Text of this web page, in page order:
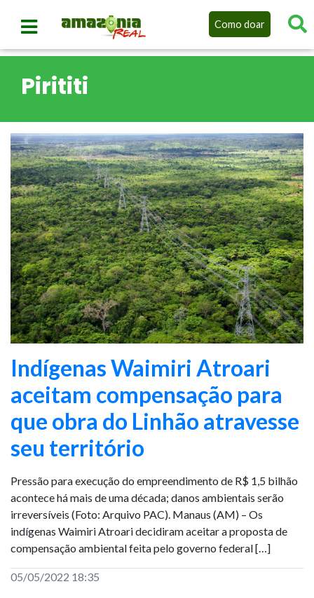
Como doar
Pirititi
Indígenas Waimiri Atroari
aceitam compensação para
que obra do Linhão atravesse
seu território
Pressão para execução do empreendimento de R$ 1,5 bilhão
acontece há mais de uma década; danos ambientais serão
irreversíveis (Foto: Arquivo PAC). Manaus (AM) – Os
indígenas Waimiri Atroari decidiram aceitar a proposta de
compensação ambiental feita pelo governo federal […]
05/05/2022 18:35